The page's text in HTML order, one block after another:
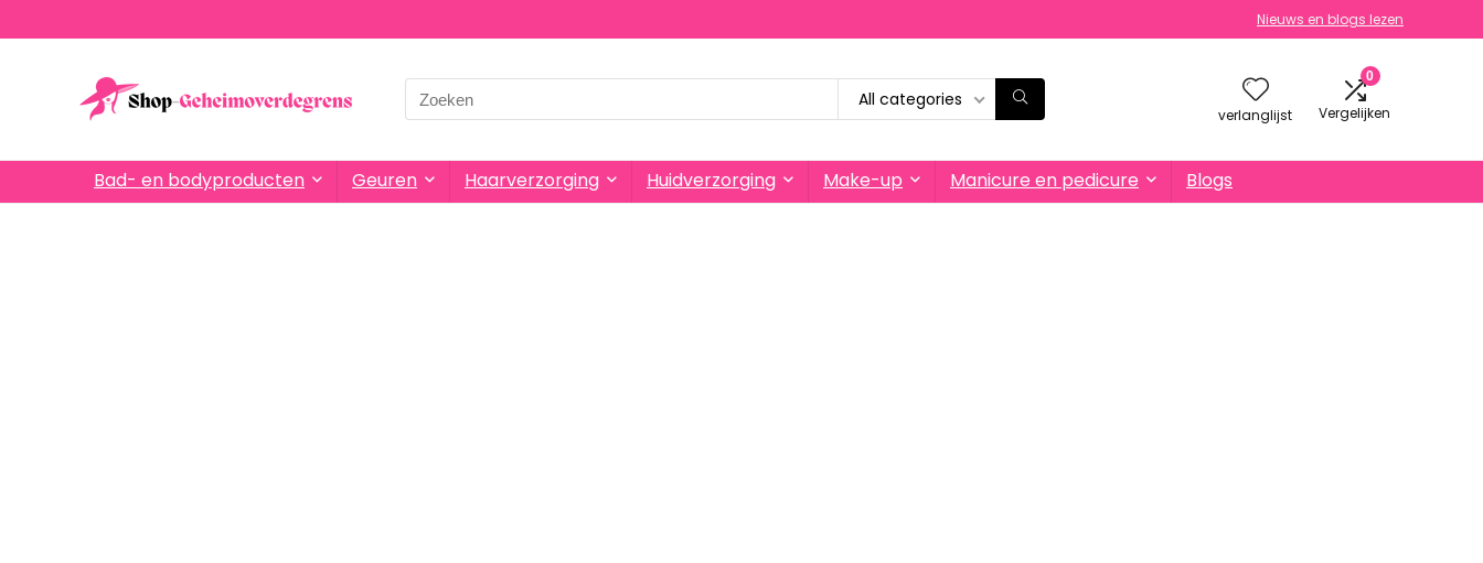
Nieuws en blogs lezen
All categories
verlanglijst
0
Vergelijken
Bad- en bodyproducten Geuren Haarverzorging Huidverzorging Make-up Manicure en pedicure Blogs